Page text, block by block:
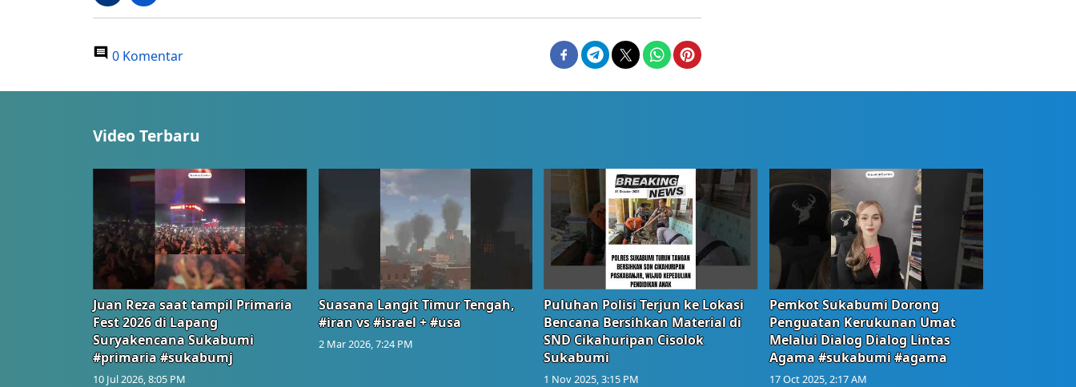
0 Komentar
Video Terbaru
Juan Reza saat tampil Primaria
Fest 2026 di Lapang
Suryakencana Sukabumi
#primaria #sukabumj
10 Jul 2026, 8:05 PM
Suasana Langit Timur Tengah,
#iran vs #israel + #usa
2 Mar 2026, 7:24 PM
Puluhan Polisi Terjun ke Lokasi
Bencana Bersihkan Material di
SND Cikahuripan Cisolok
Sukabumi
1 Nov 2025, 3:15 PM
Pemkot Sukabumi Dorong
Penguatan Kerukunan Umat
Melalui Dialog Dialog Lintas
Agama #sukabumi #agama
17 Oct 2025, 2:17 AM